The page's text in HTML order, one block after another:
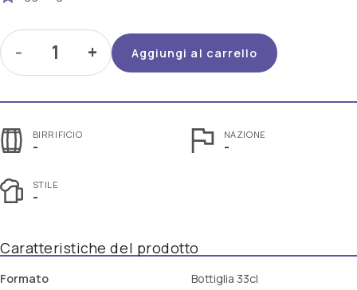
BIRRIFICIO
-
NAZIONE
-
STILE
-
- + Aggiungi al carrello
Caratteristiche del prodotto
Formato Bottiglia 33cl